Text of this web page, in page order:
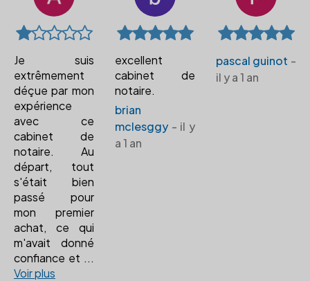
Je suis
extrêmement
déçue par mon
expérience
avec ce
cabinet de
notaire. Au
départ, tout
s'était bien
passé pour
mon premier
achat, ce qui
m'avait donné
confiance et ...
Voir plus
excellent
cabinet de
notaire.
brian
mclesggy - il y
a 1 an
pascal guinot -
il y a 1 an